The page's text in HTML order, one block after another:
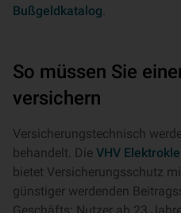
Bußgeldkatalog.
So müssen Sie
versichern
Versicherungstechnisch
behandelt. Die VHV
bietet Versicherungsschutz
günstiger werdenden